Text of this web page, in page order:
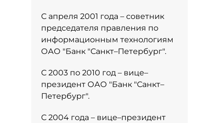
С апреля 2001 года – советник
председателя правления по
информационным технологиям
ОАО "Банк "Санкт–Петербург".
С 2003 по 2010 год – вице–
президент ОАО "Банк "Санкт–
Петербург".
С 2004 года – вице–президент